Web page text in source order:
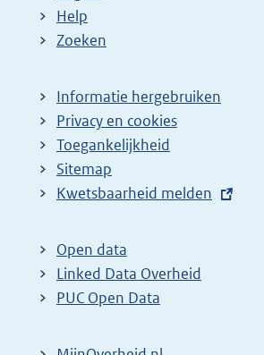
Help
Zoeken
Informatie hergebruiken
Privacy en cookies
Toegankelijkheid
Sitemap
E
t
e
r
Kwetsbaarheid melden
Open data
Linked Data Overheid
PUC Open Data